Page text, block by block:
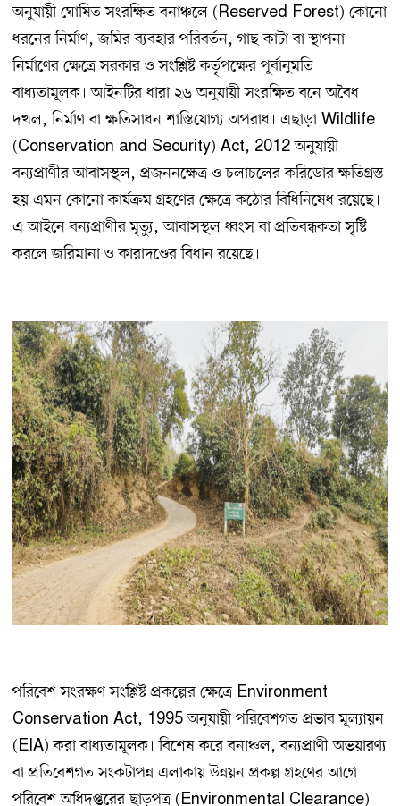
অনুযায়ী ঘোষিত সংরক্ষিত বনাঞ্চলে (Reserved Forest) কোনো
ধরনের নির্মাণ, জমির ব্যবহার পরিবর্তন, গাছ কাটা বা স্থাপনা
নির্মাণের ক্ষেত্রে সরকার ও সংশ্লিষ্ট কর্তৃপক্ষের পূর্বানুমতি
বাধ্যতামূলক। আইনটির ধারা ২৬ অনুযায়ী সংরক্ষিত বনে অবৈধ
দখল, নির্মাণ বা ক্ষতিসাধন শাস্তিযোগ্য অপরাধ। এছাড়া Wildlife
(Conservation and Security) Act, 2012 অনুযায়ী
বন্যপ্রাণীর আবাসস্থল, প্রজননক্ষেত্র ও চলাচলের করিডোর ক্ষতিগ্রস্ত
হয় এমন কোনো কার্যক্রম গ্রহণের ক্ষেত্রে কঠোর বিধিনিষেধ রয়েছে।
এ আইনে বন্যপ্রাণীর মৃত্যু, আবাসস্থল ধ্বংস বা প্রতিবন্ধকতা সৃষ্টি
করলে জরিমানা ও কারাদণ্ডের বিধান রয়েছে।
পরিবেশ সংরক্ষণ সংশ্লিষ্ট প্রকল্পের ক্ষেত্রে Environment
Conservation Act, 1995 অনুযায়ী পরিবেশগত প্রভাব মূল্যায়ন
(EIA) করা বাধ্যতামূলক। বিশেষ করে বনাঞ্চল, বন্যপ্রাণী অভয়ারণ্য
বা প্রতিবেশগত সংকটাপন্ন এলাকায় উন্নয়ন প্রকল্প গ্রহণের আগে
পরিবেশ অধিদপ্তরের ছাড়পত্র (Environmental Clearance)